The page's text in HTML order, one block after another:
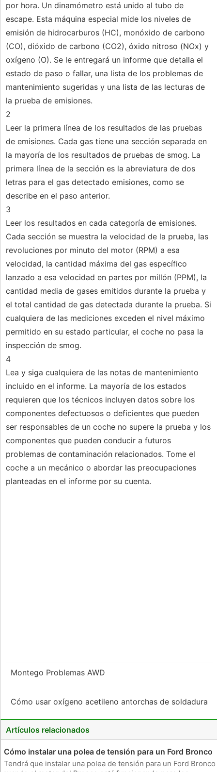
por hora. Un dinamómetro está unido al tubo de
escape. Esta máquina especial mide los niveles de
emisión de hidrocarburos (HC), monóxido de carbono
(CO), dióxido de carbono (CO2), óxido nitroso (NOx) y
oxígeno (O). Se le entregará un informe que detalla el
estado de paso o fallar, una lista de los problemas de
mantenimiento sugeridas y una lista de las lecturas de
la prueba de emisiones.
2
Leer la primera línea de los resultados de las pruebas
de emisiones. Cada gas tiene una sección separada en
la mayoría de los resultados de pruebas de smog. La
primera línea de la sección es la abreviatura de dos
letras para el gas detectado emisiones, como se
describe en el paso anterior.
3
Leer los resultados en cada categoría de emisiones.
Cada sección se muestra la velocidad de la prueba, las
revoluciones por minuto del motor (RPM) a esa
velocidad, la cantidad máxima del gas específico
lanzado a esa velocidad en partes por millón (PPM), la
cantidad media de gases emitidos durante la prueba y
el total cantidad de gas detectada durante la prueba. Si
cualquiera de las mediciones exceden el nivel máximo
permitido en su estado particular, el coche no pasa la
inspección de smog.
4
Lea y siga cualquiera de las notas de mantenimiento
incluido en el informe. La mayoría de los estados
requieren que los técnicos incluyen datos sobre los
componentes defectuosos o deficientes que pueden
ser responsables de un coche no supere la prueba y los
componentes que pueden conducir a futuros
problemas de contaminación relacionados. Tome el
coche a un mecánico o abordar las preocupaciones
planteadas en el informe por su cuenta.
Montego Problemas AWD
Cómo usar oxígeno acetileno antorchas de soldadura
Artículos relacionados
Cómo instalar una polea de tensión para un Ford Bronco
Tendrá que instalar una polea de tensión para un Ford Bronco